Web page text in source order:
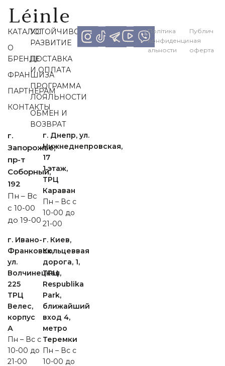
г.
Запорожье,
пр-т
Cоборный,
192
Пн – Вс
с 10-00
до 19-00
г. Днепр, ул.
Нижнеднепровская,
17
1 этаж,
ТРЦ
Караван
Пн – Вс с
10-00 до
21-00
г. Ивано-
Франковск,
ул.
Волчинецкая,
225
ТРЦ
Велес,
корпус
А
Пн – Вс с
10-00 до
21-00
г. Киев,
Кольцеввая
дорога, 1,
ТРЦ
Respublika
Park,
ближайший
вход 4,
метро
Теремки
Пн – Вс с
10-00 до
КАТАЛОГ
О
БРЕНДЕ
ФРАНШИЗА
ПАРТНЕРАМ
КОНТАКТЫ
УСТОЙЧИВОЕ
РАЗВИТИЕ
ДОСТАВКА
И ОПЛАТА
ПРОГРАММА
ЛОЯЛЬНОСТИ
ОБМЕН И
ВОЗВРАТ
Політика
конфиденци
альности
Публич
ная
оферта